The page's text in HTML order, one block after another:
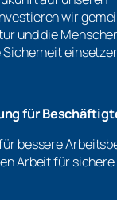
wir
und die
für
bessere
Arbeit für sichere